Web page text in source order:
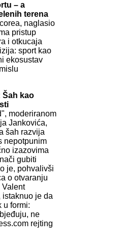
– a
terena
naglasio
pristup
i otkucaja
sport kao
ekosustav
Šah kao
moderiranom
Jankovića,
šah razvija
nepotpunim
izazovima
gubiti
je, pohvalivši
o otvaranju
Valent
je da
u formi:
ne
rejting